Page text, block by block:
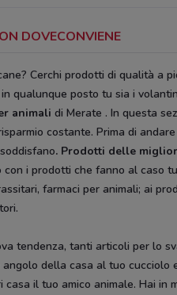
DOVECONVIENE
Cerchi prodotti di qualità a
qualunque posto tu sia i
animali di Merate . In questa
costante. Prima di
. Prodotti delle
i prodotti che fanno al caso
farmaci per animali; ai
tendenza, tanti articoli per lo
della casa al tuo
il tuo amico animale. Hai